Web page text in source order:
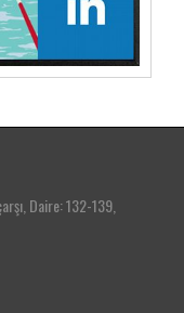
Daire: 132-139,